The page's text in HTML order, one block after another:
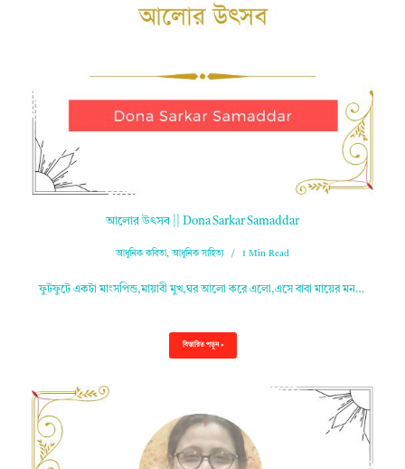
আলোর উৎসব || Dona Sarkar Samaddar
আধুনিক কবিতা,আধুনিক সাহিত্য 1 Min Read
ফুটফুটে একটা মাংসপিন্ড,মায়াবী মুখ,ঘর আলো করে এলো,এসে বাবা মায়ের মন…
বিস্তারিত পড়ুন »